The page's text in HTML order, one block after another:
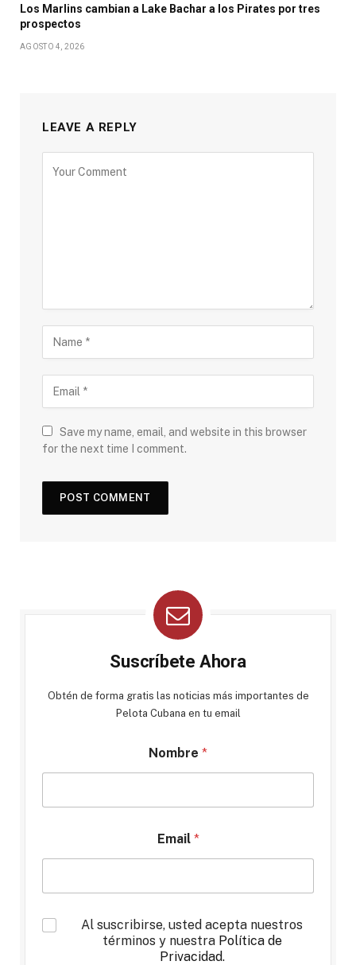
Los Marlins cambian a Lake Bachar a los Pirates por tres
prospectos
AGOSTO 4, 2026
LEAVE A REPLY
Save my name, email, and website in this browser
for the next time I comment.
Suscríbete Ahora
Obtén de forma gratis las noticias más importantes de
Pelota Cubana en tu email
Nombre *
Email *
*
Al suscribirse, usted acepta nuestros
términos y nuestra Política de
Privacidad.